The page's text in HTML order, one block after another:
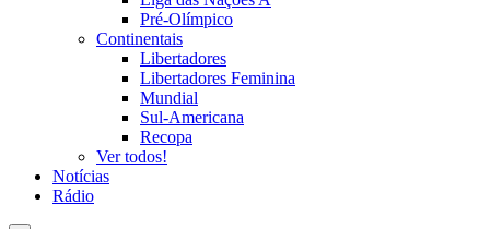
Pré-Olímpico
Continentais
Libertadores
Libertadores Feminina
Mundial
Sul-Americana
Recopa
Ver todos!
Notícias
Rádio